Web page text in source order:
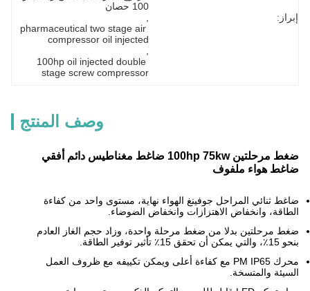
إبراز:
100 حصان
pharmaceutical two stage air
compressor oil injected
100hp oil injected double
stage screw compressor
وصف المنتج
ضغط مرحلتين 100hp 75kw ضاغط مغناطيس دائم أفقي
ضاغط هواء ملفوف
ضاغط ثنائي المراحل جوفينغ الهواء نهاية، مستوى واحد من كفاءة
الطاقة، وانخفاض الاهتزازات وانخفاض الضوضاء.
ضغط مرحلتين بدلا من ضغط مرحلة واحدة، وزاد حجم الغاز العادم
بنحو 15٪، والتي يمكن أن تحقق 15٪ تأثير توفير الطاقة.
محرك PM IP65 مع كفاءة أعلى ويمكن تكييفه مع ظروف العمل
السيئة والمتسخة.